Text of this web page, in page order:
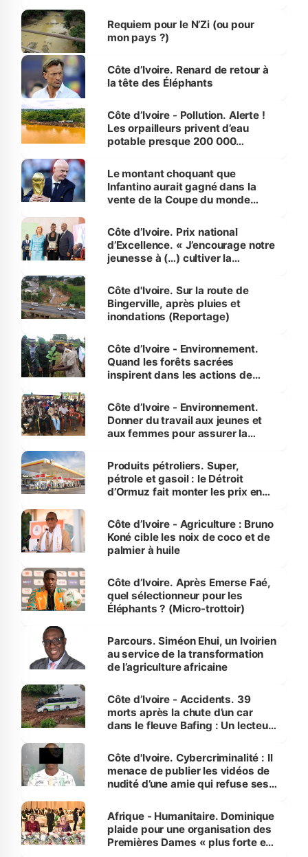
Requiem pour le N’Zi (ou pour
mon pays ?)
Côte d’Ivoire. Renard de retour à
la tête des Éléphants
Côte d’Ivoire - Pollution. Alerte !
Les orpailleurs privent d’eau
potable presque 200 000
Le montant choquant que
Infantino aurait gagné dans la
vente de la Coupe du monde
Côte d’Ivoire. Prix national
d’Excellence. « J’encourage notre
jeunesse à (…) cultiver la
(Alassane Ouattara
Côte d'Ivoire. Sur la route de
Bingerville, après pluies et
inondations (Reportage)
Côte d’Ivoire - Environnement.
Quand les forêts sacrées
inspirent dans les actions de
Côte d’Ivoire - Environnement.
Donner du travail aux jeunes et
aux femmes pour assurer la
menacées
Produits pétroliers. Super,
pétrole et gasoil : le Détroit
d’Ormuz fait monter les prix en
Côte d’Ivoire - Agriculture : Bruno
Koné cible les noix de coco et de
palmier à huile
Côte d’Ivoire. Après Emerse Faé,
quel sélectionneur pour les
Éléphants ? (Micro-trottoir)
Parcours. Siméon Ehui, un Ivoirien
au service de la transformation
de l’agriculture africaine
Côte d’Ivoire - Accidents. 39
morts après la chute d’un car
dans le fleuve Bafing : Un lecteur
des Transports
Côte d'Ivoire. Cybercriminalité : Il
menace de publier les vidéos de
nudité d’une amie qui refuse ses
Afrique - Humanitaire. Dominique
plaide pour une organisation des
Premières Dames « plus forte et